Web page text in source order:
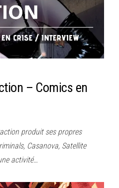
– Comics en
produit ses propres
Casanova, Satellite
activité…